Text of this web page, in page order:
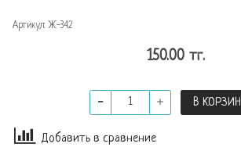
Артикул: Ж-342
150.00 тг.
В
Добавить в сравнение